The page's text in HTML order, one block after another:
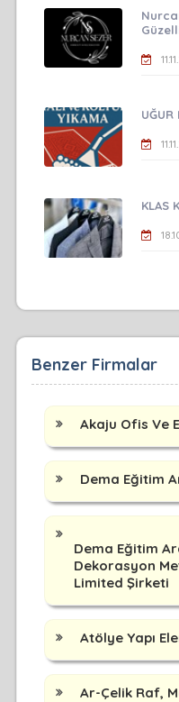
UĞUR
KLAS
Benzer Firmalar
Akaju Ofis Ve
Dema Eğitim
Dema Eğitim
Dekorasyon
Limited Şirketi
Atölye Yapı
Ar-Çelik Raf,